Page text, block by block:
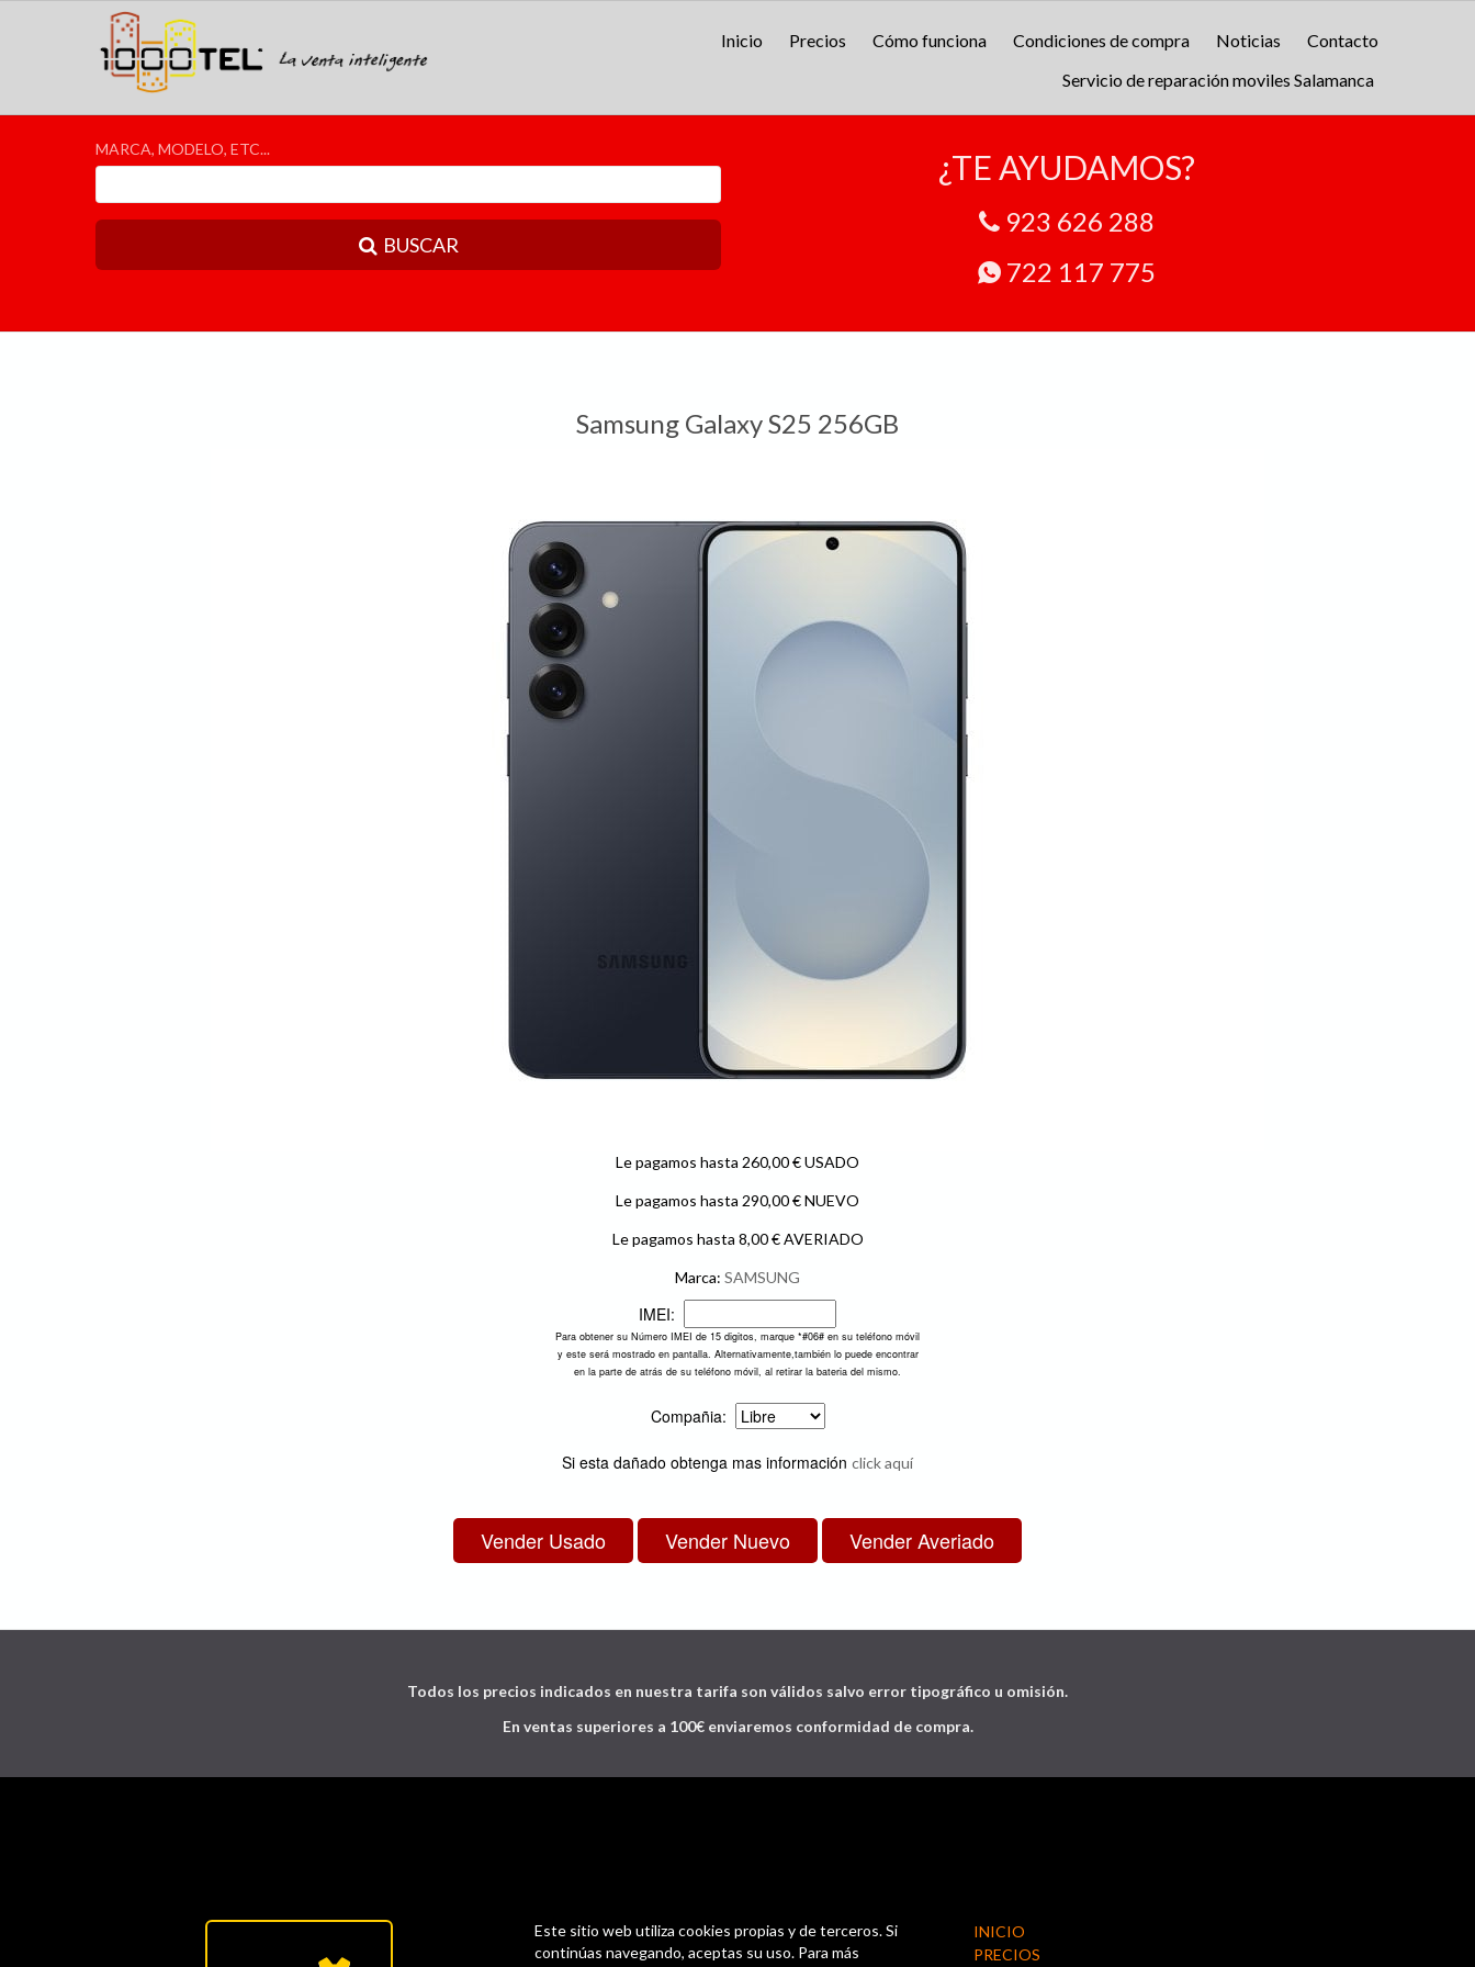
Inicio Precios Cómo funciona Condiciones de compra Noticias
Contacto
Servicio de reparación moviles Salamanca
MARCA, MODELO, ETC...
BUSCAR
¿TE AYUDAMOS?
923 626 288
722 117 775
Samsung Galaxy S25 256GB
Le pagamos hasta 260,00 € USADO
Le pagamos hasta 290,00 € NUEVO
Le pagamos hasta 8,00 € AVERIADO
Marca: SAMSUNG
IMEI:
Para obtener su Número IMEI de 15 digitos, marque *#06# en su teléfono móvil
y este será mostrado en pantalla. Alternativamente,también lo puede encontrar
en la parte de atrás de su teléfono móvil, al retirar la bateria del mismo.
Compañia:
Si esta dañado obtenga mas información click aquí
Todos los precios indicados en nuestra tarifa son válidos salvo error tipográfico u omisión.
En ventas superiores a 100€ enviaremos conformidad de compra.
Este sitio web utiliza cookies propias y de terceros. Si
continúas navegando, aceptas su uso. Para más
INICIO
PRECIOS